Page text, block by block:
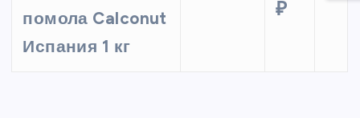
помола Calconut
Испания 1 кг
₽